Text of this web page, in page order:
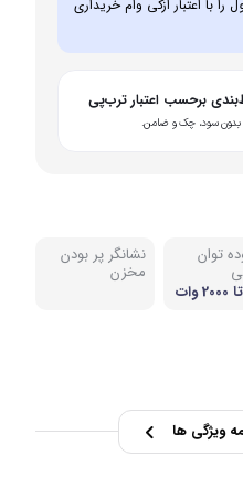
را با اعتبار ازکی وام خریداری
برحسب اعتبار ترب‌پی
توان نشانگر پر بودن
مخزن
ویژگی ها